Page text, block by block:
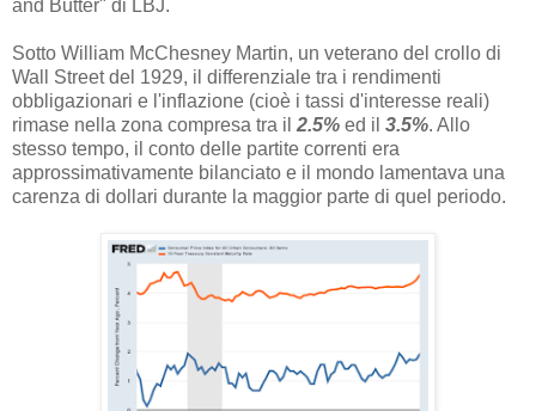
and Butter" di LBJ.
Sotto William McChesney Martin, un veterano del crollo di
Wall Street del 1929, il differenziale tra i rendimenti
obbligazionari e l'inflazione (cioè i tassi d'interesse reali)
rimase nella zona compresa tra il 2.5% ed il 3.5%. Allo
stesso tempo, il conto delle partite correnti era
approssimativamente bilanciato e il mondo lamentava una
carenza di dollari durante la maggior parte di quel periodo.